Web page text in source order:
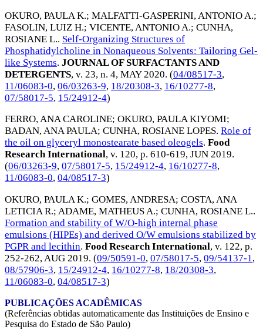
OKURO, PAULA K.; MALFATTI-GASPERINI, ANTONIO A.;
FASOLIN, LUIZ H.; VICENTE, ANTONIO A.; CUNHA,
ROSIANE L.. Self-Organizing Structures of
Phosphatidylcholine in Nonaqueous Solvents: Tailoring Gel-
like Systems. JOURNAL OF SURFACTANTS AND
DETERGENTS, v. 23, n. 4, MAY 2020. (04/08517-3,
11/06083-0, 06/03263-9, 18/20308-3, 16/10277-8,
07/58017-5, 15/24912-4)
FERRO, ANA CAROLINE; OKURO, PAULA KIYOMI;
BADAN, ANA PAULA; CUNHA, ROSIANE LOPES. Role of
the oil on glyceryl monostearate based oleogels. Food
Research International, v. 120, p. 610-619, JUN 2019.
(06/03263-9, 07/58017-5, 15/24912-4, 16/10277-8,
11/06083-0, 04/08517-3)
OKURO, PAULA K.; GOMES, ANDRESA; COSTA, ANA
LETICIA R.; ADAME, MATHEUS A.; CUNHA, ROSIANE L..
Formation and stability of W/O-high internal phase
emulsions (HIPEs) and derived O/W emulsions stabilized by
PGPR and lecithin. Food Research International, v. 122, p.
252-262,AUG 2019. (09/50591-0, 07/58017-5, 09/54137-1,
08/57906-3, 15/24912-4, 16/10277-8, 18/20308-3,
11/06083-0, 04/08517-3)
PUBLICAÇÕES ACADÊMICAS
(Referências obtidas automaticamente das Instituições de Ensino e
Pesquisa do Estado de São Paulo)